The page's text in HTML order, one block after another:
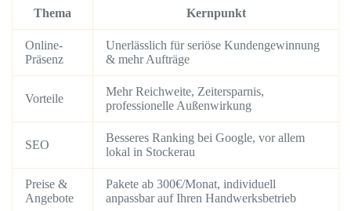
Thema Kernpunkt
Online-
Präsenz
Unerlässlich für seriöse Kundengewinnung
& mehr Aufträge
Vorteile
Mehr Reichweite, Zeitersparnis,
professionelle Außenwirkung
SEO
Besseres Ranking bei Google, vor allem
lokal in Stockerau
Preise &
Angebote
Pakete ab 300€/Monat, individuell
anpassbar auf Ihren Handwerksbetrieb